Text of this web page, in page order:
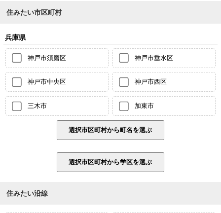
住みたい市区町村
兵庫県
神戸市須磨区 神戸市垂水区
神戸市中央区 神戸市西区
三木市 加東市
住みたい沿線